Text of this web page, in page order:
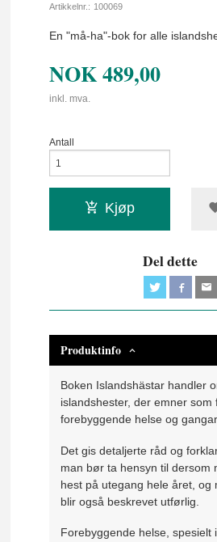
Artikkelnr.: 100069
En "må-ha"-bok for alle
NOK489,00
inkl. mva.
Antall
Kjøp
Del dette
Produktinfo
Boken Islandshästar handler
islandshester, der emner som
forebyggende helse og
Det gis detaljerte råd og
man bør ta hensyn til dersom
hest på utegang hele året, og
blir også beskrevet utførlig.
Forebyggende helse, spesielt